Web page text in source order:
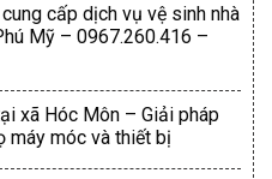
cấp dịch vụ vệ sinh nhà
Mỹ – 0967.260.416 –
xã Hóc Môn – Giải pháp
máy móc và thiết bị